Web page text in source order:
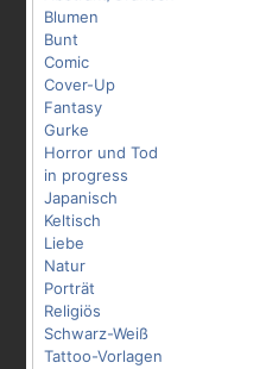
Blumen
Bunt
Comic
Cover-Up
Fantasy
Gurke
Horror und Tod
in progress
Japanisch
Keltisch
Liebe
Natur
Porträt
Religiös
Schwarz-Weiß
Tattoo-Vorlagen